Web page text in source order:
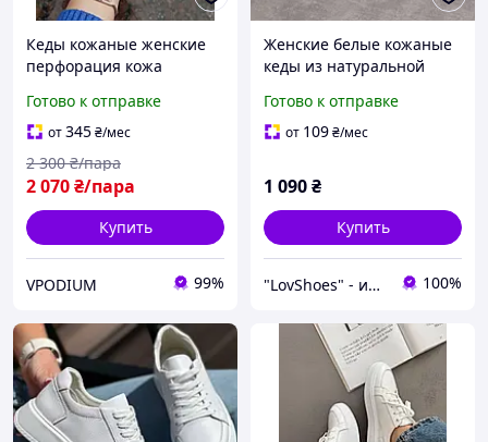
Кеды кожаные женские
перфорация кожа
качество
Готово к отправке
от345₴/мес
2 070₴/пара
2 300 ₴/пара
Купить
VPODIUM 99%
Женские белые кожаные
кеды из натуральной
низкой подошве сезон
весна осень
Готово к отправке
от 109₴/мес
1 090₴
Купить
"LovShoes" - интернет-магазин женской обуви 100%